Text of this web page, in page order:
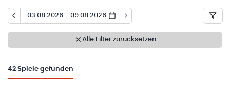
03.08.2026 - 09.08.2026
Alle Filter zurücksetzen
42 Spiele gefunden